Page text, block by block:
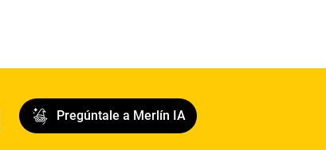
Pregúntale a Merlín IA